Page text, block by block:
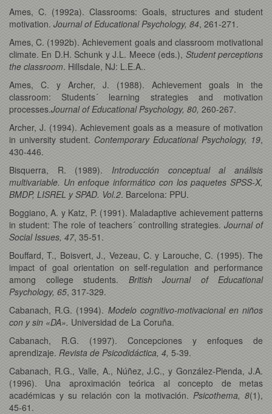
Ames, C. (1992a). Classrooms: Goals, structures and student
motivation. Journal of Educational Psychology, 84, 261-271.
Ames, C. (1992b). Achievement goals and classroom motivational
climate. En D.H. Schunk y J.L. Meece (eds.), Student perceptions
the classroom. Hillsdale, NJ: L.E.A..
Ames, C. y Archer, J. (1988). Achievement goals in the
classroom: Students´ learning strategies and motivation
processes.Journal of Educational Psychology, 80, 260-267.
Archer, J. (1994). Achievement goals as a measure of motivation
in university student. Contemporary Educational Psychology, 19,
430-446.
Bisquerra, R. (1989). Introducción conceptual al análisis
multivariable. Un enfoque informático con los paquetes SPSS-X,
BMDP, LISREL y SPAD. Vol.2. Barcelona: PPU.
Boggiano, A. y Katz, P. (1991). Maladaptive achievement patterns
in student: The role of teachers´ controlling strategies. Journal of
Social Issues, 47, 35-51.
Bouffard, T., Boisvert, J., Vezeau, C. y Larouche, C. (1995). The
impact of goal orientation on self-regulation and performance
among college students. British Journal of Educational
Psychology, 65, 317-329.
Cabanach, R.G. (1994). Modelo cognitivo-motivacional en niños
con y sin «DA». Universidad de La Coruña.
Cabanach, R.G. (1997). Concepciones y enfoques de
aprendizaje. Revista de Psicodidáctica, 4, 5-39.
Cabanach, R.G., Valle, A., Núñez, J.C., y González-Pienda, J.A.
(1996). Una aproximación teórica al concepto de metas
académicas y su relación con la motivación. Psicothema, 8(1),
45-61.